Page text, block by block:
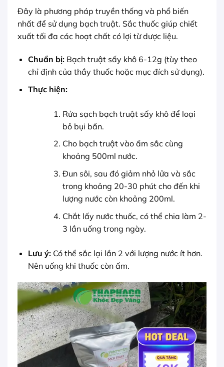
Đây là phương pháp truyền thống và phổ biến
nhất để sử dụng bạch truật. Sắc thuốc giúp chiết
xuất tối đa các hoạt chất có lợi từ dược liệu.
Chuẩn bị:Bạch truật sấy khô 6-12g (tùy theo
chỉ định của thầy thuốc hoặc mục đích sử dụng).
Thực hiện:
Rửa sạch bạch truật sấy khô để loại
bỏ bụi bẩn.
Cho bạch truật vào ấm sắc cùng
khoảng 500ml nước.
Đun sôi, sau đó giảm nhỏ lửa và sắc
trong khoảng 20-30 phút cho đến khi
lượng nước còn khoảng 200ml.
Chắt lấy nước thuốc, có thể chia làm 2-
3 lần uống trong ngày.
Lưu ý:Có thể sắc lại lần 2 với lượng nước ít hơn.
Nên uống khi thuốc còn ấm.